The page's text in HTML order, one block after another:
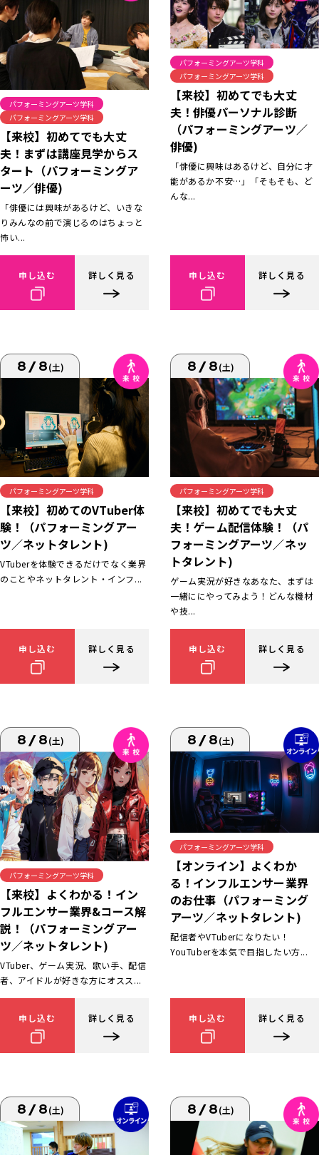
パフォーミングアーツ学科
パフォーミングアーツ学科
【来校】初めてでも大丈
夫！まずは講座見学からス
タート（パフォーミングア
ーツ／俳優)
「俳優には興味があるけど、いきな
りみんなの前で演じるのはちょっと
怖い...
申し込む 詳しく見る
パフォーミングアーツ学科
パフォーミングアーツ学科
【来校】初めてでも大丈
夫！俳優パーソナル診断
（パフォーミングアーツ／
俳優)
「俳優に興味はあるけど、自分に才
能があるか不安…」「そもそも、ど
んな...
申し込む 詳しく見る
8/8(土)
パフォーミングアーツ学科
【来校】初めてのVTuber体
験！（パフォーミングアー
ツ／ネットタレント)
VTuberを体験できるだけでなく業界
のことやネットタレント・インフ...
申し込む 詳しく見る
8/8(土)
パフォーミングアーツ学科
【来校】初めてでも大丈
夫！ゲーム配信体験！（パ
フォーミングアーツ／ネッ
トタレント)
ゲーム実況が好きなあなた、まずは
一緒ににやってみよう！どんな機材
や技...
申し込む 詳しく見る
8/8(土)
パフォーミングアーツ学科
【来校】よくわかる！イン
フルエンサー業界&コース解
説！（パフォーミングアー
ツ／ネットタレント)
VTuber、ゲーム実況、歌い手、配信
者、アイドルが好きな方にオスス...
申し込む 詳しく見る
8/8(土)
パフォーミングアーツ学科
【オンライン】よくわか
る！インフルエンサー業界
のお仕事（パフォーミング
アーツ／ネットタレント)
配信者やVTuberになりたい！
YouTuberを本気で目指したい方...
申し込む 詳しく見る
8/8(土) 8/8(土)